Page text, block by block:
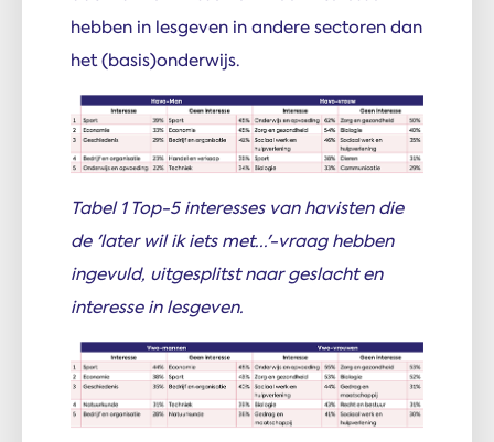
hebben in lesgeven in andere sectoren dan
het (basis)onderwijs.
Tabel 1 Top-5 interesses van havisten die
de 'later wil ik iets met...'-vraag hebben
ingevuld, uitgesplitst naar geslacht en
interesse in lesgeven.